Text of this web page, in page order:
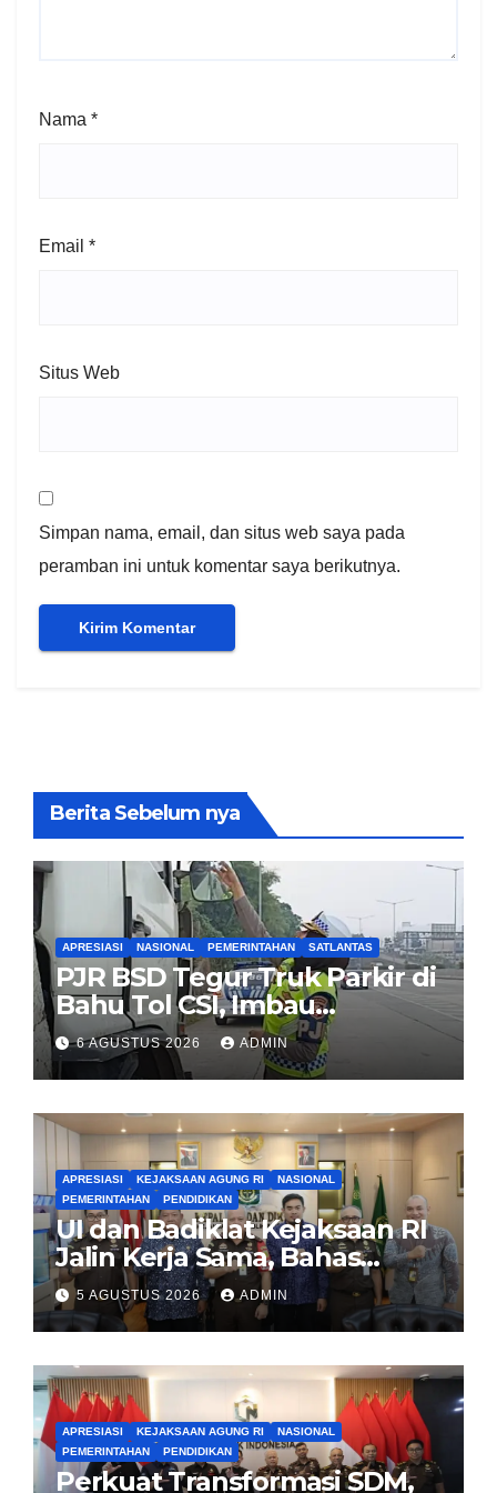
Nama *
Email *
Situs Web
Simpan nama, email, dan situs web saya pada
peramban ini untuk komentar saya berikutnya.
Berita Sebelum nya
APRESIASI NASIONAL PEMERINTAHAN SATLANTAS
PJR BSD Tegur Truk Parkir di
Bahu Tol CSI, Imbau
Pengendara Tertib
6 AGUSTUS 2026 ADMIN
APRESIASI KEJAKSAAN AGUNG RI
NASIONAL
PEMERINTAHAN
PENDIDIKAN
UI dan Badiklat Kejaksaan RI
Jalin Kerja Sama, Bahas
Pembentukan Pusat Studi
Kajian Kejaksaan
5 AGUSTUS 2026 ADMIN
APRESIASI KEJAKSAAN AGUNG RI
NASIONAL
PEMERINTAHAN
PENDIDIKAN
Perkuat Transformasi SDM,